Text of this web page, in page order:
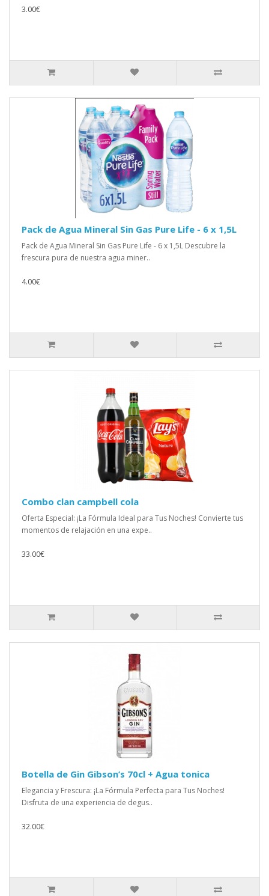
3.00€
Pack de Agua Mineral Sin Gas Pure Life - 6 x 1,5L
Pack de Agua Mineral Sin Gas Pure Life - 6 x 1,5L Descubre la
frescura pura de nuestra agua miner..
4.00€
Combo clan campbell cola
Oferta Especial: ¡La Fórmula Ideal para Tus Noches! Convierte tus
momentos de relajación en una expe..
33.00€
Botella de Gin Gibson’s 70cl + Agua tonica
Elegancia y Frescura: ¡La Fórmula Perfecta para Tus Noches!
Disfruta de una experiencia de degus..
32.00€